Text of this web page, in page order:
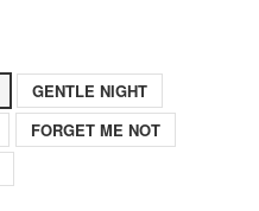
GENTLE NIGHT
FORGET ME NOT